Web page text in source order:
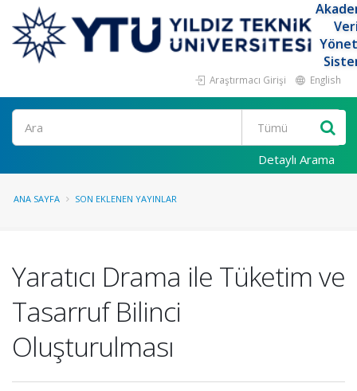
Araştırmacı Girişi English
Ara
Detaylı Arama
ANA SAYFA SON EKLENEN YAYINLAR
Yaratıcı Drama ile Tüketim ve
Tasarruf Bilinci
Oluşturulması